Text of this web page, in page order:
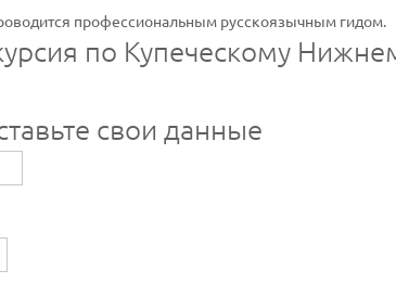
профессиональным русскоязычным гидом.
по Купеческому
свои данные